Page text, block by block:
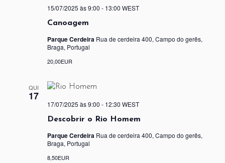
Canoagem
15/07/2025 às 9:00 - 13:00 WEST
Parque Cerdeira Rua de cerdeira 400, Campo do gerês,
Braga, Portugal
20,00EUR
QUI
17
Descobrir o Rio Homem
17/07/2025 às 9:00 - 12:30 WEST
Parque Cerdeira Rua de cerdeira 400, Campo do gerês,
Braga, Portugal
8,50EUR